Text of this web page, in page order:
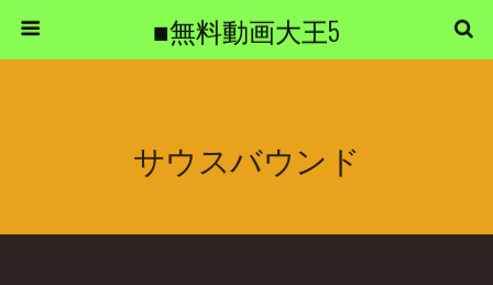
■無料動画大王5
サウスバウンド